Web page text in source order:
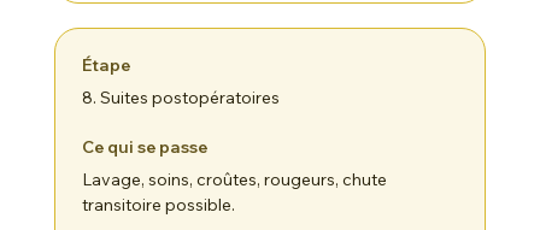
8. Suites postopératoires
Lavage, soins, croûtes, rougeurs, chute
transitoire possible.